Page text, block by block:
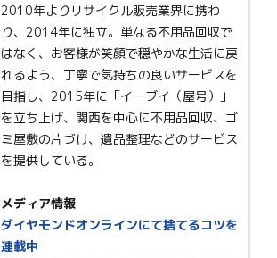
2010年よりリサイクル販売業界に携わ
り、2014年に独立。単なる不用品回収で
はなく、お客様が笑顔で穏やかな生活に戻
れるよう、丁寧で気持ちの良いサービスを
目指し、2015年に「イーブイ（屋号）」
を立ち上げ、関西を中心に不用品回収、ゴ
ミ屋敷の片づけ、遺品整理などのサービス
を提供している。
メディア情報
ダイヤモンドオンラインにて捨てるコツを
連載中